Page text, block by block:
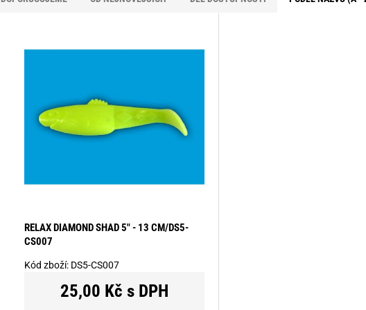
RELAX DIAMOND SHAD 5" - 13 CM/DS5-
CS007
Kód zboží: DS5-CS007
25,00 Kč s DPH